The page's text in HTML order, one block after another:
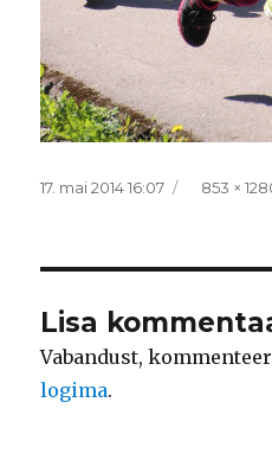
Postitatud
17. mai 2014 16:07 853 ×
Lisa
Vabandust,
logima.